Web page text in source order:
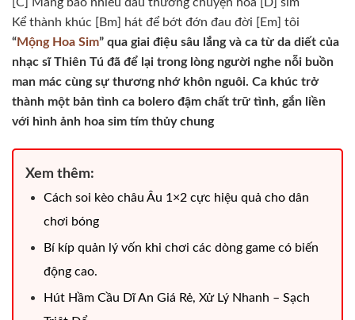
Kể thành khúc [Bm] hát để bớt đớn đau đời [Em] tôi
“Mộng Hoa Sim” qua giai điệu sâu lắng và ca từ da diết của
nhạc sĩ Thiên Tú đã để lại trong lòng người nghe nỗi buồn
man mác cùng sự thương nhớ khôn nguôi. Ca khúc trở
thành một bản tình ca bolero đậm chất trữ tình, gắn liền
với hình ảnh hoa sim tím thủy chung
Xem thêm:
Cách soi kèo châu Âu 1×2 cực hiệu quả cho dân
chơi bóng
Bí kíp quản lý vốn khi chơi các dòng game có biến
động cao.
Hút Hầm Cầu Dĩ An Giá Rẻ, Xử Lý Nhanh – Sạch